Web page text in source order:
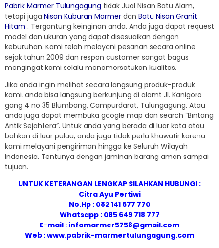
Pabrik Marmer Tulungagung tidak Jual Nisan Batu Alam,
tetapi juga Nisan Kuburan Marmer dan Batu Nisan Granit
Hitam . Tergantung keinginan anda. Anda juga dapat request
model dan ukuran yang dapat disesuaikan dengan
kebutuhan. Kami telah melayani pesanan secara online
sejak tahun 2009 dan respon customer sangat bagus
mengingat kami selalu menomorsatukan kualitas.
Jika anda ingin melihat secara langsung produk-produk
kami, anda bisa langsung berkunjung di alamt Jl. Kanigoro
gang 4 no 35 Blumbang, Campurdarat, Tulungagung. Atau
anda juga dapat membuka google map dan search “Bintang
Antik Sejahtera”. Untuk anda yang berada di luar kota atau
bahkan di luar pulau, anda juga tidak perlu khawatir karena
kami melayani pengiriman hingga ke Seluruh Wilayah
Indonesia. Tentunya dengan jaminan barang aman sampai
tujuan.
UNTUK KETERANGAN LENGKAP SILAHKAN HUBUNGI :
Citra Ayu Pertiwi
No.Hp : 082 141 677 770
Whatsapp : 085 649 718 777
E-mail : infomarmer5758@gmail.com
Web :www.pabrik-marmertulungagung.com